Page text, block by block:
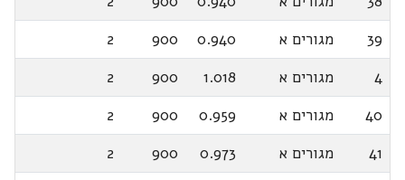
39
מגורים א 0.940
900
2
4
מגורים א 1.018
900
2
40
מגורים א 0.959
900
2
41
מגורים א 0.973
900
2